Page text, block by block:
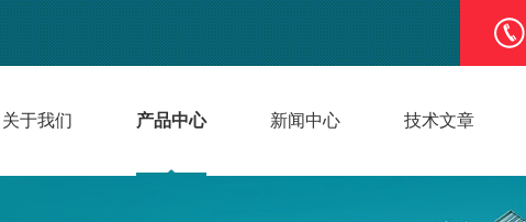
关于我们 产品中心 新闻中心 技术文章